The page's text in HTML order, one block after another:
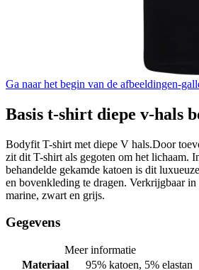
Ga naar het begin van de afbeeldingen-
Basis t-shirt diepe v-hals
Bodyfit T-shirt met diepe V hals.Door
zit dit T-shirt als gegoten om het lichaam.
behandelde gekamde katoen is dit
en bovenkleding te dragen. Verkrijgbaar
marine, zwart en grijs.
Gegevens
Meer informatie
Materiaal
95% katoen, 5% elastan